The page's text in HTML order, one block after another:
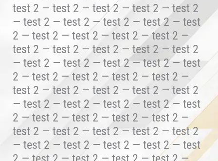
test 2 — test 2 — test 2 — test 2 — test 2
— test 2 — test 2 — test 2 — test 2 — test
2 — test 2 — test 2 — test 2 — test 2 —
test 2 — test 2 — test 2 — test 2 — test 2
— test 2 — test 2 — test 2 — test 2 — test
2 — test 2 — test 2 — test 2 — test 2 —
test 2 — test 2 — test 2 — test 2 — test 2
— test 2 — test 2 — test 2 — test 2 — test
2 — test 2 — test 2 — test 2 — test 2 —
test 2 — test 2 — test 2 — test 2 — test 2
— test 2 — test 2 — test 2 — test 2 — test